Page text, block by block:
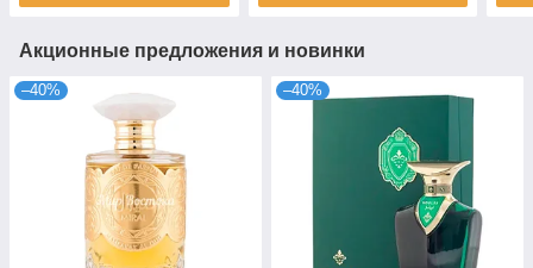
Акционные предложения и новинки
–40% –40%